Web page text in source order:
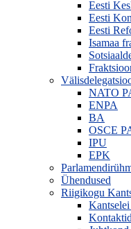
Eesti
Eesti
Eesti
Isamaa
NATO
ENPA
BA
OSCE
IPU
EPK
Ühendused
Riigikogu
Kantselei
Kontaktid